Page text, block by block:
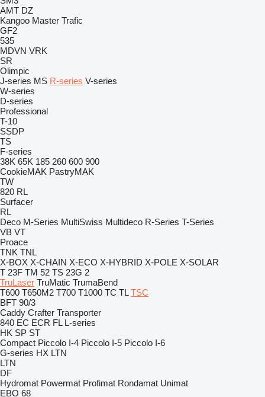
AMT DZ
Kangoo Master Trafic
GF2
535
MDVN VRK
SR
Olimpic
J-series MS R-series V-series
W-series
D-series
Professional
T-10
SSDP
TS
F-series
38K 65K 185 260 600 900
CookieMAK PastryMAK
TW
820 RL
Surfacer
RL
Deco M-Series MultiSwiss Multideco R-Series T-Series
VB VT
Proace
TNK TNL
X-BOX X-CHAIN X-ECO X-HYBRID X-POLE X-SOLAR
T 23F TM 52 TS 23G 2
TruLaser TruMatic TrumaBend
T600 T650M2 T700 T1000 TC TL TSC
BFT 90/3
Caddy Crafter Transporter
840 EC ECR FL L-series
HK SP ST
Compact Piccolo I-4 Piccolo I-5 Piccolo I-6
G-series HX LTN
LTN
DF
Hydromat Powermat Profimat Rondamat Unimat
EBO 68